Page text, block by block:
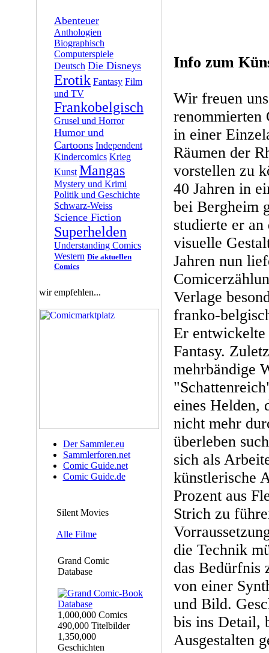
Abenteuer
Anthologien
Biographisch
Computerspiele
Deutsch Die Disneys
Erotik Fantasy Film
und TV
Frankobelgisch
Grusel und Horror
Humor und
Cartoons Independent
Kindercomics Krieg
Kunst Mangas
Mystery und Krimi
Politik und Geschichte
Schwarz-Weiss
Science Fiction
Superhelden
Understanding Comics
Western Die aktuellen
Comics
wir empfehlen...
Der Sammler.eu
Sammlerforen.net
Comic Guide.net
Comic Guide.de
Silent Movies
Alle Filme
Grand Comic
Database
1,000,000 Comics
490,000 Titelbilder
1,350,000
Geschichten
Info zum
Wir freuen
renommierten
in einer
Räumen der
vorstellen zu
40 Jahren in
bei Bergheim
studierte er
visuelle
Jahren nun
Verlage
franko-
Er
Fantasy.
mehrbändige
eines Helden,
nicht mehr
überleben
sich als
künstlerische
Prozent aus
Strich zu
die Technik
das Bedürfnis
von einer
und Bild.
bis ins Detail,
Ausgestalten